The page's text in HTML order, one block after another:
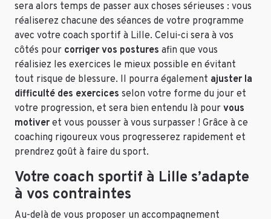
sera alors temps de passer aux choses sérieuses : vous
réaliserez chacune des séances de votre programme
avec votre coach sportif à Lille. Celui-ci sera à vos
côtés pour corriger vos postures afin que vous
réalisiez les exercices le mieux possible en évitant
tout risque de blessure. Il pourra également ajuster la
difficulté des exercices selon votre forme du jour et
votre progression, et sera bien entendu là pour vous
motiver et vous pousser à vous surpasser ! Grâce à ce
coaching rigoureux vous progresserez rapidement et
prendrez goût à faire du sport.
Votre coach sportif à Lille s’adapte
à vos contraintes
Au-delà de vous proposer un accompagnement